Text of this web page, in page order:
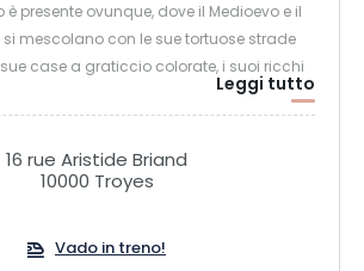
è presente ovunque, dove il Medioevo e il
mescolano con le sue tortuose strade
case a graticcio colorate, i suoi ricchi
chiese ornate, i suoi cortili segreti...
storia ha lasciato il segno e che sta
sempre più attraente man mano che
riacquista la sua giovinezza...
di fascino per gli innamorati di oggi...
Leggi tutto
16 rue Aristide Briand
10000 Troyes
Vado in treno!